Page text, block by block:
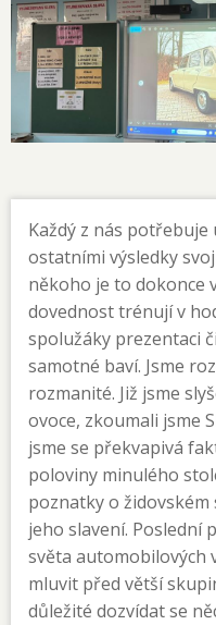
Každý z nás
ostatními výsledky
někoho je to dokonce
dovednost trénují v
spolužáky prezentaci
samotné baví. Jsme
rozmanité. Již jsme
ovoce, zkoumali jsme
jsme se překvapivá
poloviny minulého
poznatky o
jeho slavení. Poslední
světa automobilových
mluvit před větší
důležité dozvídat se